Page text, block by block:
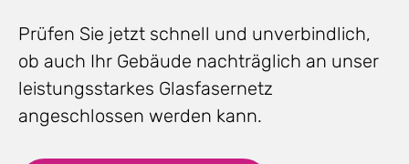
Prüfen Sie jetzt schnell und unverbindlich,
ob auch Ihr Gebäude nachträglich an unser
leistungsstarkes Glasfasernetz
angeschlossen werden kann.